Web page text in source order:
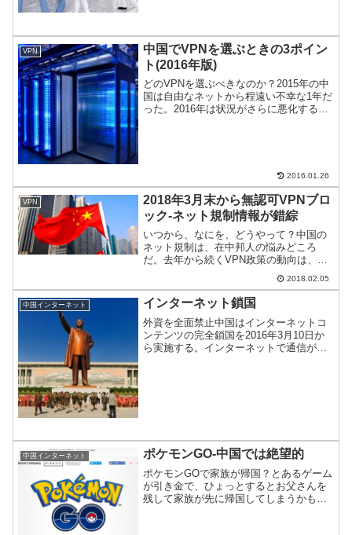
VPN
中国でVPNを選ぶときの3ポイン
ト(2016年版)
どのVPNを選ぶべきなのか？2015年の中
国は自由なネットから程遠い不幸な1年だ
った。2016年は状況がさらに悪化する可
2016.01.26
VPN
2018年3月末から無認可VPNブロ
ック-ネット規制情報が錯綜
いつから、なにを、どうやって？中国の
ネット規制は、在中邦人の悩みどころ
だ。去年から続くVPN政策の動向は、年
末から加速している。それにあわせて、
メディアも毎日何かしらの報道をしてい
る。今回、3月末からVPN規制が始まると
いうニュースが出てき...
2018.02.05
中国インターネット インターネット鎖国
外資を全面禁止中国はインターネットコ
ンテンツの完全鎖国を2016年3月10日か
ら実施する。インターネットで通信が世
中国インターネット ポケモンGO-中国では絶望的
ポケモンGOで家族が帰国？とあるゲーム
が引き金で、ひょっとするとお父さんを
残して家族が先に帰国してしまうかもし